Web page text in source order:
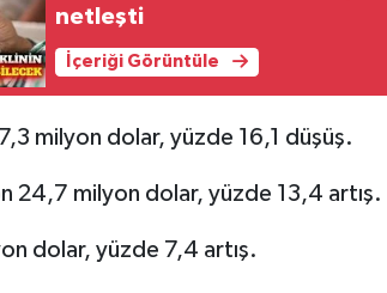
netleşti
İçeriği Görüntüle
milyon dolar, yüzde 16,1 düşüş.
24,7 milyon dolar, yüzde 13,4 artış.
dolar, yüzde 7,4 artış.